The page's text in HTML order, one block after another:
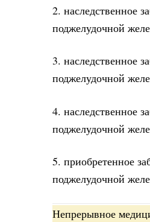
2. наследственное
поджелудочной
3. наследственное
поджелудочной
4. наследственное
поджелудочной
5. приобретенное
поджелудочной
Непрерывное